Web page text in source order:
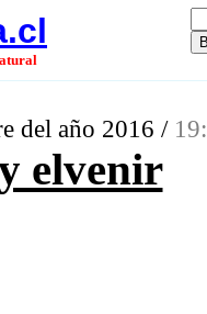
del año 2016 /
elvenir